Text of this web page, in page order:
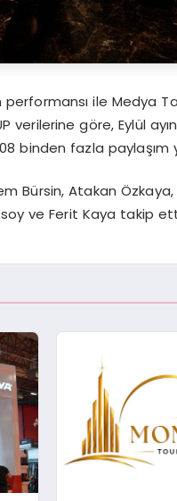
performansı ile Medya
verilerine göre, Eylül
binden fazla paylaşım
Bürsin, Atakan
ve Ferit Kaya takip